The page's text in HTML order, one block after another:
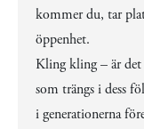
kommer du, tar
öppenhet.
Kling kling – är
som trängs i dess
i generationerna